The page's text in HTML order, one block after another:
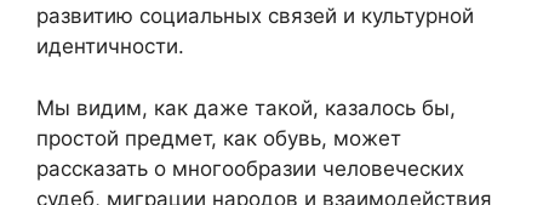
развитию социальных связей и культурной
идентичности.
Мы видим, как даже такой, казалось бы,
простой предмет, как обувь, может
рассказать о многообразии человеческих
судеб, миграции народов и взаимодействия